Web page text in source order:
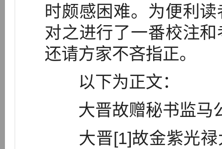
时颇感困难。为便利
对之进行了一番校注
还请方家不吝指正。
以下为正文：
大晋故赠秘书监马
大晋[1]故金紫光禄